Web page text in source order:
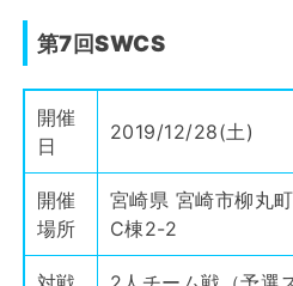
第7回SWCS
開催
日
2019/12/28(土)
開催
場所
宮崎県 宮崎市柳丸
C棟2-2